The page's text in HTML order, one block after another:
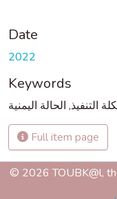
Date
2022
Keywords
التنفيذ, الحالة اليمنية
Full item page
© 2026 TOUBK@l,